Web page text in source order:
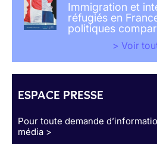
Immigration et
réfugiés en
politiques
> Voir
ESPACE PRESSE
Pour toute demande
média >